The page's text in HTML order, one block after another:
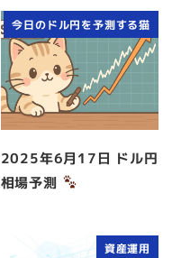
今日のドル円を予測する猫
2025年6月17日 ドル円
相場予測
資産運用